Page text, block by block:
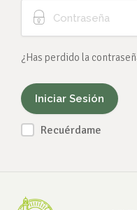
¿Has perdido la
Recuérdame